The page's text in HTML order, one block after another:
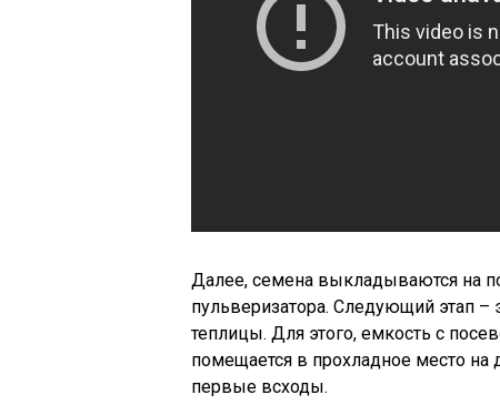
Далее, семена выкладываются на
пульверизатора. Следующий этап
теплицы. Для этого, емкость с
помещается в прохладное место на
первые всходы.